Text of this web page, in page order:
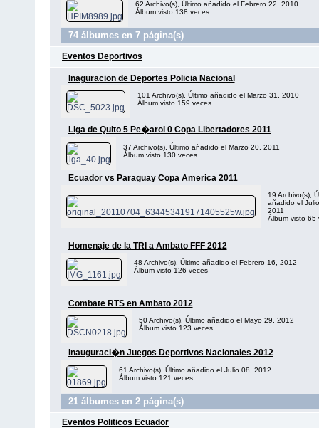
62 Archivo(s), Último añadido el Febrero 22, 2010
Álbum visto 138 veces
74 álbumes en 7 página(s)
Eventos Deportivos
Inaguracion de Deportes Policia Nacional
101 Archivo(s), Último añadido el Marzo 31, 2010
Álbum visto 159 veces
Liga de Quito 5 Pe�arol 0 Copa Libertadores 2011
37 Archivo(s), Último añadido el Marzo 20, 2011
Álbum visto 130 veces
Ecuador vs Paraguay Copa America 2011
19 Archivo(s),
añadido el
2011
Álbum visto 65
Homenaje de la TRI a Ambato FFF 2012
48 Archivo(s), Último añadido el Febrero 16, 2012
Álbum visto 126 veces
Combate RTS en Ambato 2012
50 Archivo(s), Último añadido el Mayo 29, 2012
Álbum visto 123 veces
Inauguraci�n Juegos Deportivos Nacionales 2012
61 Archivo(s), Último añadido el Julio 08, 2012
Álbum visto 121 veces
21 álbumes en 2 página(s)
Eventos Politicos Ecuador